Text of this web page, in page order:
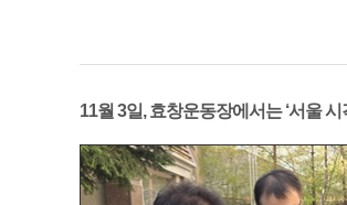
11월 3일, 효창운동장에서는 ‘서울